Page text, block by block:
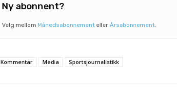
Ny abonnent?
Velg mellom Månedsabonnement eller Årsabonnement.
Kommentar Media Sportsjournalistikk